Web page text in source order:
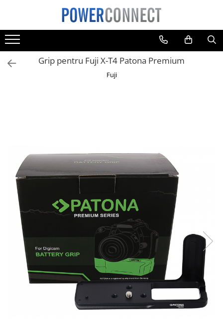
Toate Produsele
Sisteme filtrare apa
Sisteme filtrare apa
Aspiratoare
Diverse
Adaptoare
Boxe portabile
Console
Gripuri
Laptop
POS/Scanere coduri de bare
Scule electrice
Grip pentru Fuji X-T4 Patona Premium
Fuji